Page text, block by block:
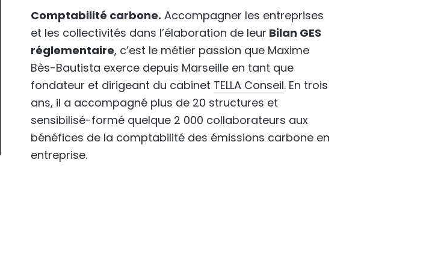
Comptabilité carbone. Accompagner les entreprises
et les collectivités dans l’élaboration de leur Bilan GES
réglementaire, c’est le métier passion que Maxime
Bès-Bautista exerce depuis Marseille en tant que
fondateur et dirigeant du cabinet TELLA Conseil. En trois
ans, il a accompagné plus de 20 structures et
sensibilisé-formé quelque 2 000 collaborateurs aux
bénéfices de la comptabilité des émissions carbone en
entreprise.